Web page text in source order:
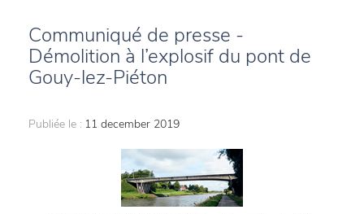
Communiqué de presse -
Démolition à l’explosif du pont de
Gouy-lez-Piéton
Publiée le : 11 december 2019